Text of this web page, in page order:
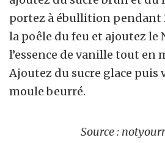
portez à ébullition pendant
la poêle du feu et ajoutez le
l’essence de vanille tout en
Ajoutez du sucre glace puis
moule beurré.
Source :